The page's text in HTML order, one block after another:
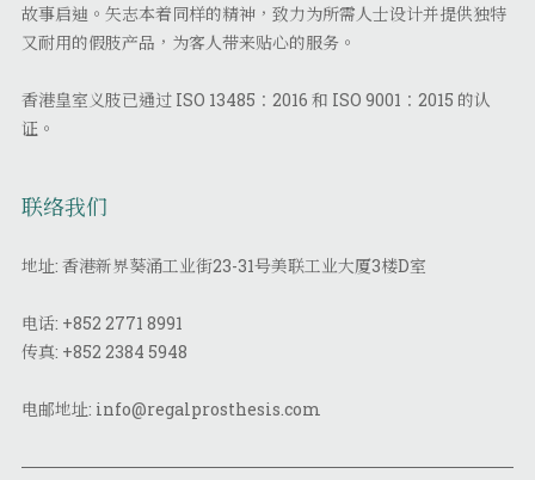
故事启迪。矢志本着同样的精神，致力为所需人士设计并提供独特
又耐用的假肢产品，为客人带来贴心的服务。
香港皇室义肢已通过 ISO 13485：2016 和 ISO 9001：2015 的认
证。
联络我们
地址: 香港新界葵涌工业街23-31号美联工业大厦3楼D室
电话: +852 2771 8991
传真: +852 2384 5948
电邮地址: info@regalprosthesis.com